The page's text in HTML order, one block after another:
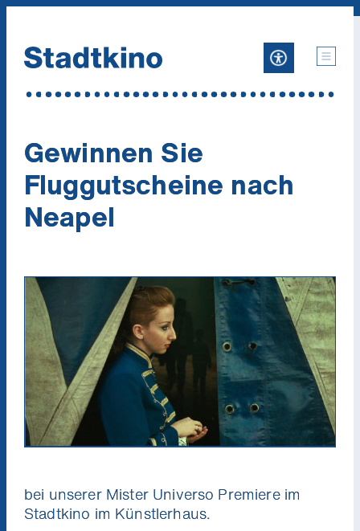
Gewinnen Sie
Fluggutscheine nach
Neapel
bei unserer Mister Universo Premiere im
Stadtkino im Künstlerhaus.